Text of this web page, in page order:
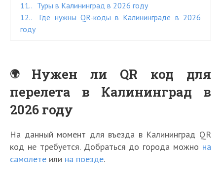
11.
Туры в Калининград в 2026 году
12.
Где нужны QR-коды в Калининграде в 2026
году
Нужен ли QR код для
перелета в Калининград в
2026 году
На данный момент для въезда в Калининград QR
код не требуется. Добраться до города можно на
самолете или на поезде.